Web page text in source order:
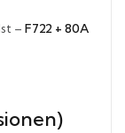
– F722 + 80A